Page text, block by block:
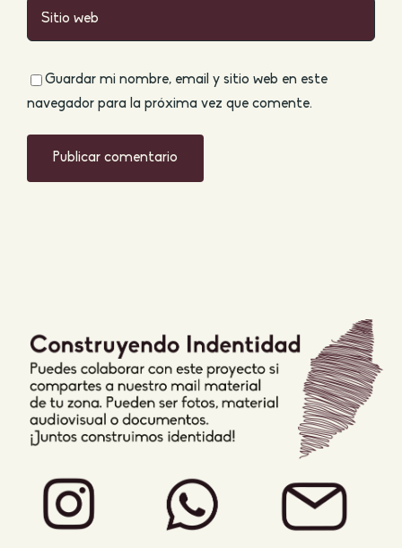
Guardar mi nombre, email y sitio web en este
navegador para la próxima vez que comente.